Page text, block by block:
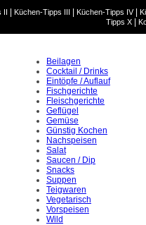
II Küchen-Tipps III Küchen-Tipps IV|
Tipps X
Beilagen
Cocktail / Drinks
Eintöpfe / Auflauf
Fischgerichte
Fleischgerichte
Geflügel
Gemüse
Günstig Kochen
Nachspeisen
Salat
Saucen / Dip
Snacks
Suppen
Teigwaren
Vegetarisch
Vorspeisen
Wild